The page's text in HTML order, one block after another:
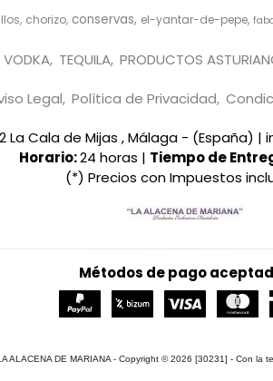
chorizo conservas el-yantar-de-pepe
VODKA TEQUILA PRODUCTOS
Legal Política de Privacidad
La Cala de Mijas , Málaga - (España)
Horario:24 horas | Tiempo de
(*) Precios con Impuestos
Métodos de pago
ALACENA DE MARIANA- Copyright © 2026 [30231] - Con la